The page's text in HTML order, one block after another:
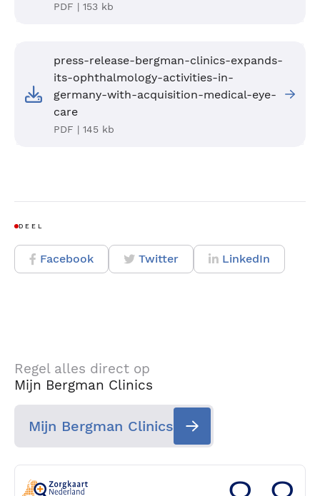
PDF | 153 kb
press-release-bergman-clinics-expands-
its-ophthalmology-activities-in-
germany-with-acquisition-medical-eye-
care
PDF | 145 kb
DEEL
Facebook Twitter LinkedIn
Regel alles direct op
Mijn Bergman Clinics
Mijn Bergman Clinics